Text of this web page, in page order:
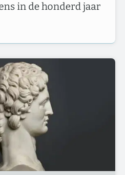
in de honderd jaar